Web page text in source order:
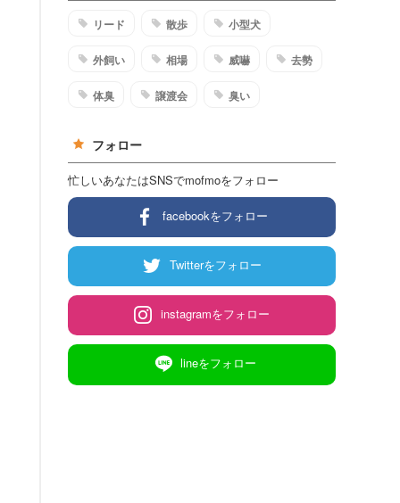
リード 散歩 小型犬
外飼い 相場 威嚇 去勢
体臭 譲渡会 臭い
フォロー
忙しいあなたはSNSでmofmoをフォロー
facebookをフォロー
Twitterをフォロー
instagramをフォロー
lineをフォロー